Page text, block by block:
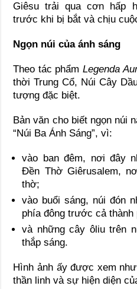
Giêsu trải qua cơn hấp
trước khi bị bắt và chịu
Ngọn núi của ánh sáng
Theo tác phẩm Legenda
thời Trung Cổ, Núi Cây
tượng đặc biệt.
Bản văn cho biết ngọn núi
“Núi Ba Ánh Sáng”, vì:
vào ban đêm, nơi đây
Đền Thờ Giêrusalem,
thờ;
vào buổi sáng, núi đón
phía đông trước cả thành
và những cây ôliu trên
thắp sáng.
Hình ảnh ấy được xem
thần linh và sự hiện diện